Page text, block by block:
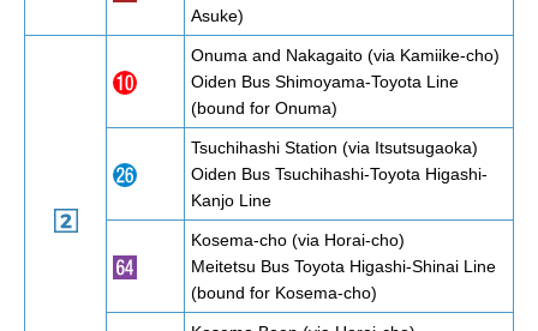
Asuke)
Onuma and Nakagaito (via Kamiike-cho)
Oiden Bus Shimoyama-Toyota Line
(bound for Onuma)
Tsuchihashi Station (via Itsutsugaoka)
Oiden Bus Tsuchihashi-Toyota Higashi-
Kanjo Line
Kosema-cho (via Horai-cho)
Meitetsu Bus Toyota Higashi-Shinai Line
(bound for Kosema-cho)